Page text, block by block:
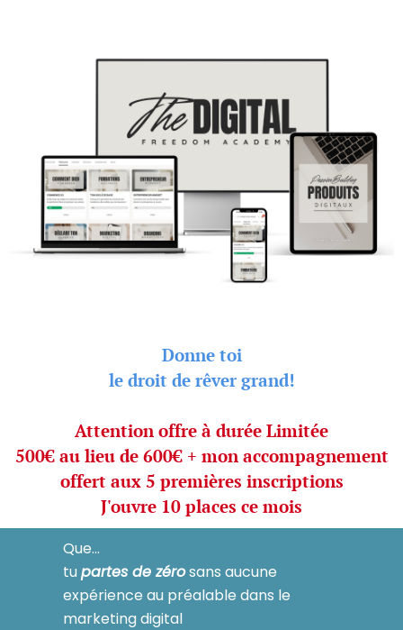
Donne toi
le droit de rêver grand!
Attention offre à durée Limitée
500€ au lieu de 600€ + mon accompagnement
offert aux 5 premières inscriptions
J'ouvre 10 places ce mois
Que...
tupartes de zérosans aucune
expérience au préalable dans le
marketing digital